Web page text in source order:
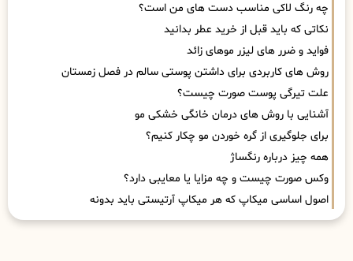
چه رنگ لاکی مناسب دست های من است؟
نکاتی که باید قبل از خرید عطر بدانید
فواید و ضرر های لیزر موهای زائد
روش های کاربردی برای داشتن پوستی سالم در فصل زمستان
علت تیرگی پوست صورت چیست؟
آشنایی با روش های درمان خانگی خشکی مو
برای جلوگیری از گره خوردن مو چکار کنیم؟
همه چیز درباره رنگساژ
وکس صورت چیست و چه مزایا یا معایبی دارد؟
اصول اساسی میکاپ که هر میکاپ آرتیستی باید بدونه